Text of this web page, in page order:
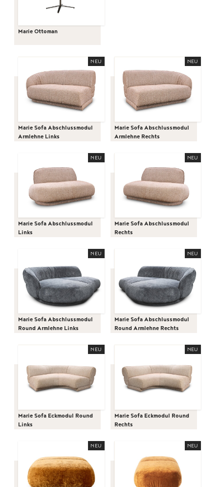
Marie Ottoman
NEU
Marie Sofa Abschlussmodul
Armlehne Links
NEU
Marie Sofa Abschlussmodul
Armlehne Rechts
NEU
Marie Sofa Abschlussmodul
Links
NEU
Marie Sofa Abschlussmodul
Rechts
NEU
Marie Sofa Abschlussmodul
Round Armlehne Links
NEU
Marie Sofa Abschlussmodul
Round Armlehne Rechts
NEU
Marie Sofa Eckmodul Round
Links
NEU
Marie Sofa Eckmodul Round
Rechts
NEU NEU